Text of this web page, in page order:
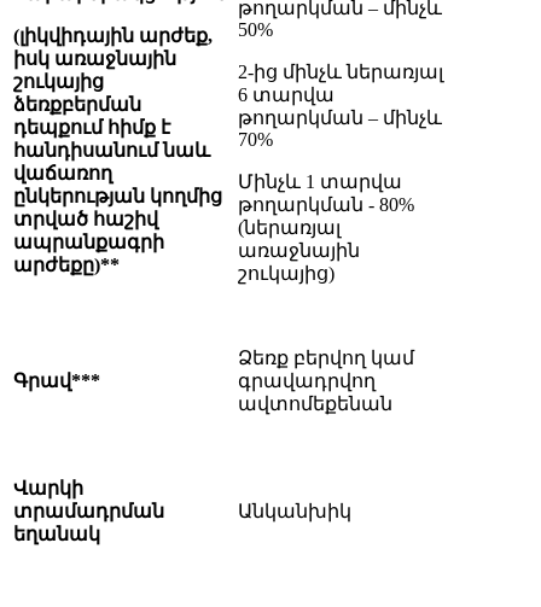
(լիկվիդային արժեք,
իսկ առաջնային
շուկայից
ձեռքբերման
դեպքում հիմք է
հանդիսանում նաև
վաճառող
ընկերության կողմից
տրված հաշիվ
ապրանքագրի
արժեքը)**
թողարկման – մինչև
50%
2-ից մինչև ներառյալ
6 տարվա
թողարկման – մինչև
70%
Մինչև 1 տարվա
թողարկման - 80%
(ներառյալ
առաջնային
շուկայից)
Գրավ***
Ձեռք բերվող կամ
գրավադրվող
ավտոմեքենան
Վարկի
տրամադրման
եղանակ
Անկանխիկ